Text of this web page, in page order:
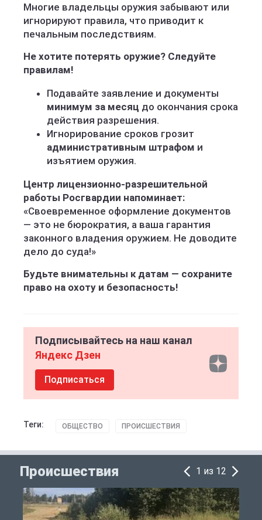
Многие владельцы оружия забывают или
игнорируют правила, что приводит к
печальным последствиям.
Не хотите потерять оружие? Следуйте
правилам!
Подавайте заявление и документы
минимум за месяц до окончания срока
действия разрешения.
Игнорирование сроков грозит
административным штрафом и
изъятием оружия.
Центр лицензионно-разрешительной
работы Росгвардии напоминает:
«Своевременное оформление документов
— это не бюрократия, а ваша гарантия
законного владения оружием. Не доводите
дело до суда!»
Будьте внимательны к датам — сохраните
право на охоту и безопасность!
Подписывайтесь на наш канал
Яндекс Дзен
Подписаться
Теги: ОБЩЕСТВО ПРОИСШЕСТВИЯ
Происшествия 1 из 12